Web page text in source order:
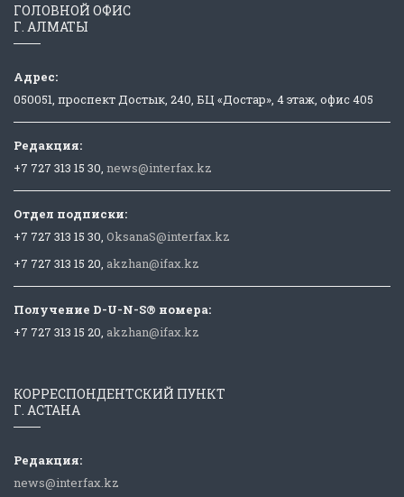
ГОЛОВНОЙ ОФИС
Г. АЛМАТЫ
Адрес:
050051, проспект Достык, 240, БЦ «Достар», 4 этаж, офис 405
Редакция:
+7 727 313 15 30, news@interfax.kz
Отдел подписки:
+7 727 313 15 30, OksanaS@interfax.kz
+7 727 313 15 20, akzhan@ifax.kz
Получение D-U-N-S® номера:
+7 727 313 15 20, akzhan@ifax.kz
КОРРЕСПОНДЕНТСКИЙ ПУНКТ
Г. АСТАНА
Редакция:
news@interfax.kz